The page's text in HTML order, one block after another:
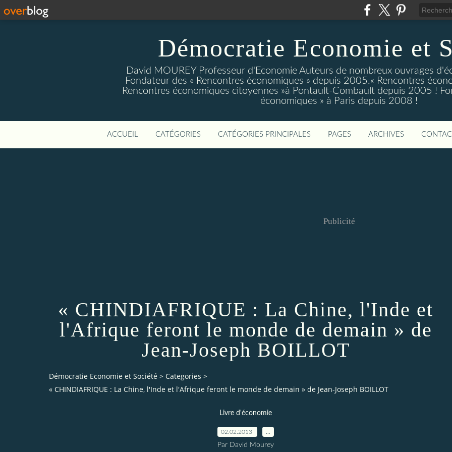
Démocratie Economie et
David MOUREY Professeur d'Economie Auteurs de nombreux ouvrages
Fondateur des « Rencontres économiques » depuis 2005.« Rencontres
Rencontres économiques citoyennes »à Pontault-Combault depuis 2005 !
économiques » à Paris depuis 2008 !
ACCUEIL CATÉGORIES CATÉGORIES PRINCIPALES PAGES ARCHIVES
Publicité
« CHINDIAFRIQUE : La Chine, l'Inde et
l'Afrique feront le monde de demain » de
Jean-Joseph BOILLOT
Démocratie Economie et Société > Categories >
« CHINDIAFRIQUE : La Chine, l'Inde et l'Afrique feront le monde de demain » de Jean-Joseph BOILLOT
Livre d'économie
02.02.2013
Par David Mourey